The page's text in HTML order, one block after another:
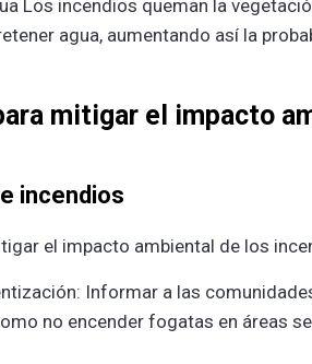
Los incendios queman la
agua, aumentando así la
mitigar el impacto
incendios
el impacto ambiental de los
Informar a las
no encender fogatas en áreas